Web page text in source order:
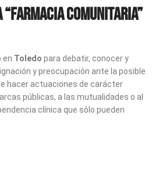
comunitaria”
en Toledo para debatir, conocer y
y preocupación ante la posible
hacer actuaciones de carácter
públicas, a las mutualidades o al
clínica que sólo pueden